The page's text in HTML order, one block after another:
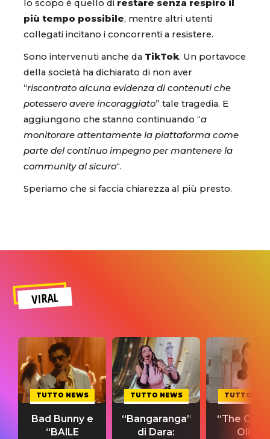
lo scopo è quello di restare senza respiro il
più tempo possibile, mentre altri utenti
collegati incitano i concorrenti a resistere.
Sono intervenuti anche da TikTok. Un portavoce
della società ha dichiarato di non aver
“riscontrato alcuna evidenza di contenuti che
potessero avere incoraggiato” tale tragedia. E
aggiungono che stanno continuando “a
monitorare attentamente la piattaforma come
parte del continuo impegno per mantenere la
community al sicuro“.
Speriamo che si faccia chiarezza al più presto.
VIRAL
TUTTO NEWS
Bad Bunny e
“BAILE
TUTTO NEWS
“Bangaranga”
di Dara:
TUTTO
“The
Olivia